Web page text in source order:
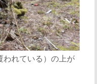
われている）の上が